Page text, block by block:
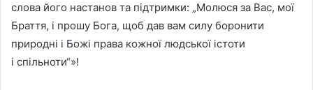
слова його настанов та підтримки: „Молюся за Вас, мої
Браття, і прошу Бога, щоб дав вам силу боронити
природні і Божі права кожної людської істоти
і спільноти“»!